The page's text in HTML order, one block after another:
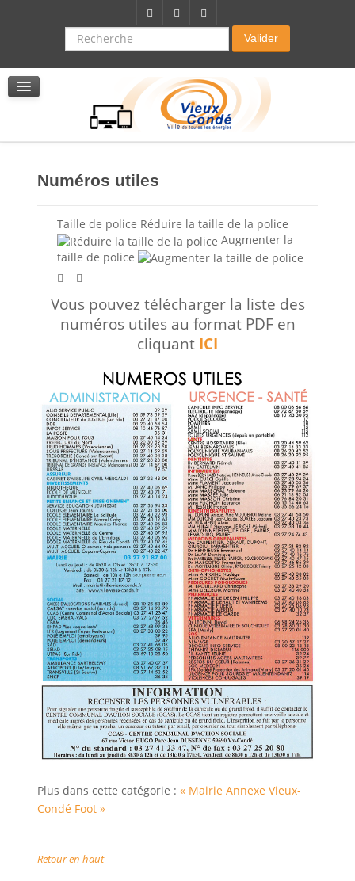
Recherche Valider
La résidence autonomie
Service de soins infirmers à domicile
Service d'aide à domicile
Pole multi services accompagnement seniors
Numéros utiles
Taille de police Réduire la taille de la police
Augmenter la
taille de police
Vous pouvez télécharger la liste des
numéros utiles au format PDF en
cliquant ICI
Plus dans cette catégorie : « Mairie Annexe Vieux-
Condé Foot »
Retour en haut